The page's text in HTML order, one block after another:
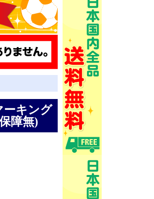
ーキング
障無)